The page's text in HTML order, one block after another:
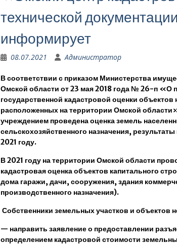
технической
информирует
08.07.2021 Администратор
В соответствии с приказом Министерства
Омской области от 23 мая 2018 года № 26-п «О
государственной кадастровой оценки
расположенных на территории Омской
учреждением проведена оценка земель
сельскохозяйственного назначения,
2021 году.
В 2021 году на территории Омской области
кадастровая оценка объектов капитального
дома гаражи, дачи, сооружения, здания
производственного назначения).
Собственники земельных участков и объектов
— направить заявление о предоставлении
определением кадастровой стоимости